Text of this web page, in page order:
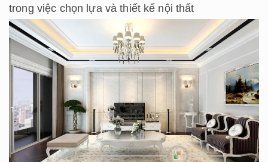
trong việc chọn lựa và thiết kế nội thất